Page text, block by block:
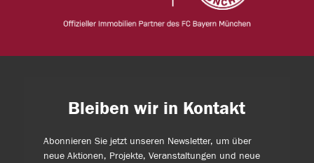
Bleiben wir in Kontakt
Abonnieren Sie jetzt unseren Newsletter, um über
neue Aktionen, Projekte, Veranstaltungen und neue